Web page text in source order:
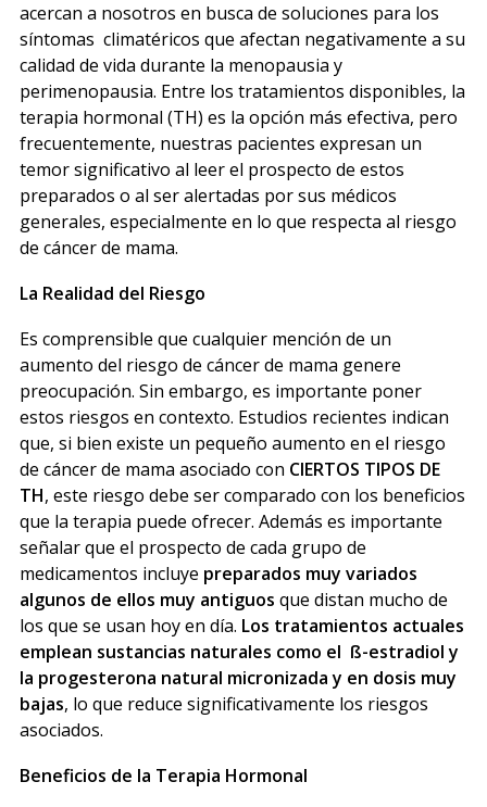
acercan a nosotros en busca de soluciones para los
síntomas climatéricos que afectan negativamente a su
calidad de vida durante la menopausia y
perimenopausia. Entre los tratamientos disponibles, la
terapia hormonal (TH) es la opción más efectiva, pero
frecuentemente, nuestras pacientes expresan un
temor significativo al leer el prospecto de estos
preparados o al ser alertadas por sus médicos
generales, especialmente en lo que respecta al riesgo
de cáncer de mama.
La Realidad del Riesgo
Es comprensible que cualquier mención de un
aumento del riesgo de cáncer de mama genere
preocupación. Sin embargo, es importante poner
estos riesgos en contexto. Estudios recientes indican
que, si bien existe un pequeño aumento en el riesgo
de cáncer de mama asociado con CIERTOS TIPOS DE
TH, este riesgo debe ser comparado con los beneficios
que la terapia puede ofrecer. Además es importante
señalar que el prospecto de cada grupo de
medicamentos incluye preparados muy variados
algunos de ellos muy antiguos que distan mucho de
los que se usan hoy en día. Los tratamientos actuales
emplean sustancias naturales como el ß-estradiol y
la progesterona natural micronizada y en dosis muy
bajas, lo que reduce significativamente los riesgos
asociados.
Beneficios de la Terapia Hormonal